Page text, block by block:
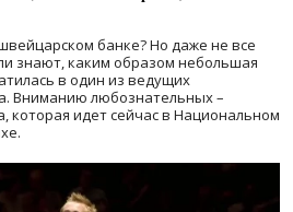
банке? Но даже не все
знают, каким образом небольшая
в один из ведущих
Вниманию любознательных –
которая идет сейчас в Национальном